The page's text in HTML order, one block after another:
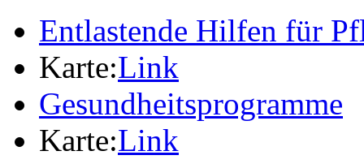
Entlastende Hilfen für
Karte:Link
Gesundheitsprogramme
Karte:Link